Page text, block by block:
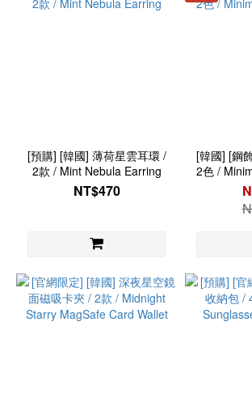
[預購] [韓國] 薄荷星雲耳環 /
2款 / Mint Nebula Earring
NT$470
[韓國] [鋼
2色 /